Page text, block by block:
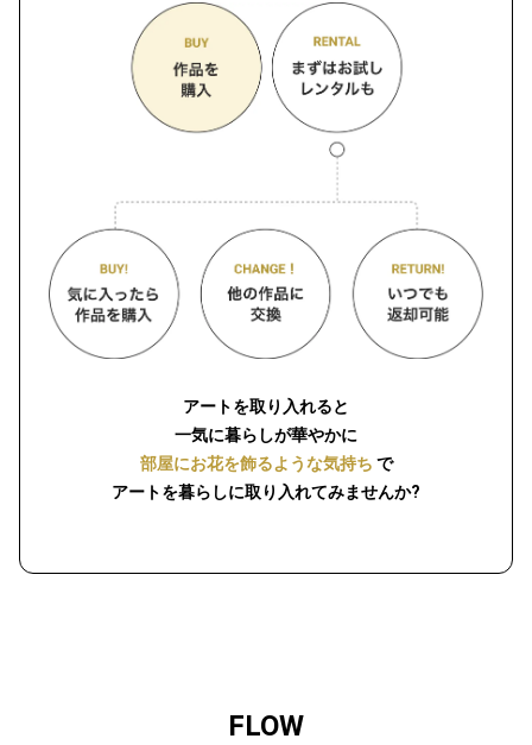
アートを取り入れると
一気に暮らしが華やかに
部屋にお花を飾るような気持ち で
アートを暮らしに取り入れてみませんか?
FLOW